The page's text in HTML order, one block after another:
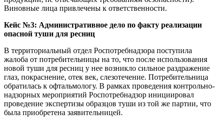
Виновные лица привлечены к ответственности.
Кейс №3: Административное дело по факту реализации
опасной туши для ресниц
В территориальный отдел Роспотребнадзора поступила
жалоба от потребительницы на то, что после использования
новой туши для ресниц у нее возникло сильное раздражение
глаз, покраснение, отек век, слезотечение. Потребительница
обратилась к офтальмологу. В рамках проведения контрольно-
надзорных мероприятий Роспотребнадзор инициировал
проведение экспертизы образцов туши из той же партии, что
была приобретена заявительницей.